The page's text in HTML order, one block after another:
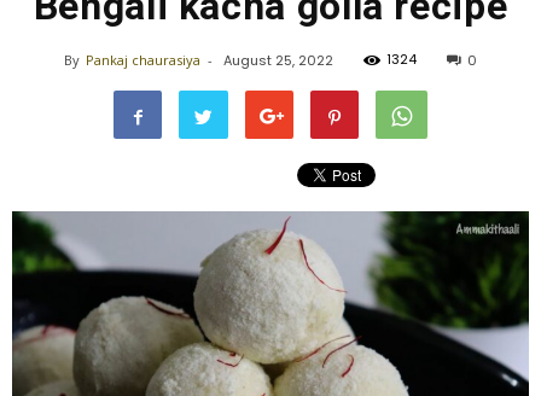
By Pankaj chaurasiya - August 25, 2022 1324 0